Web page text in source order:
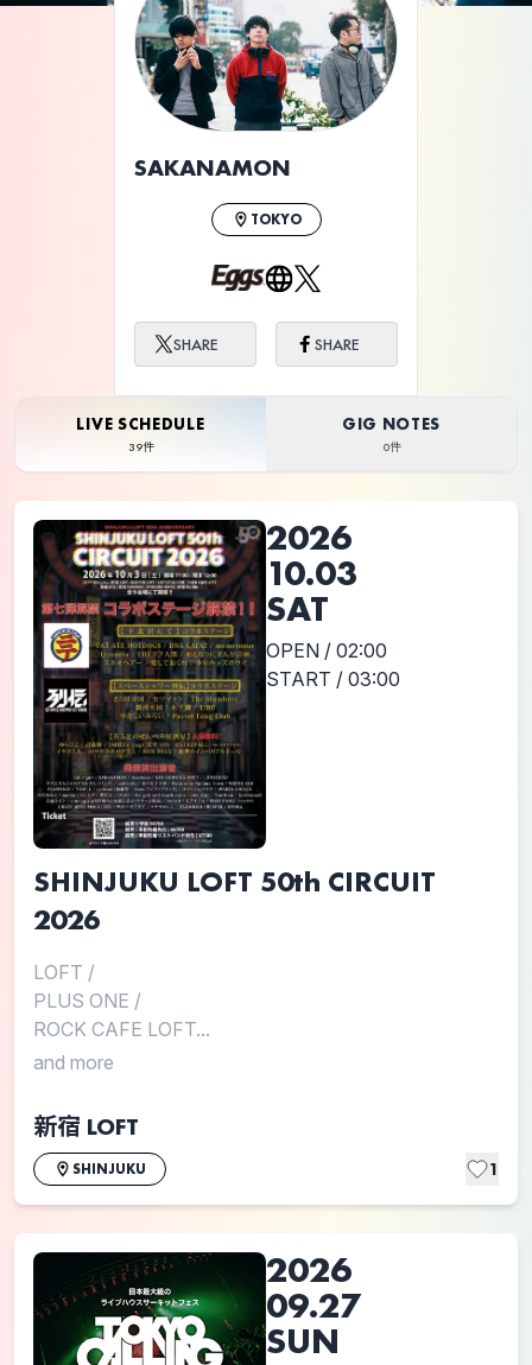
ライブ体験をもっと楽しく、もっと便利
に。
SAKANAMON
TOKYO
SHARE SHARE
LIVE SCHEDULE
39件
GIG NOTES
0件
2026
10.03
SAT
OPEN / 02:00
START / 03:00
SHINJUKU LOFT 50th CIRCUIT
2026
LOFT /
PLUS ONE /
ROCK CAFE LOFT...
and more
新宿 LOFT
SHINJUKU 1
2026
09.27
SUN